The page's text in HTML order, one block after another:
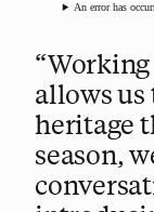
An error has
allows us
heritage
season,